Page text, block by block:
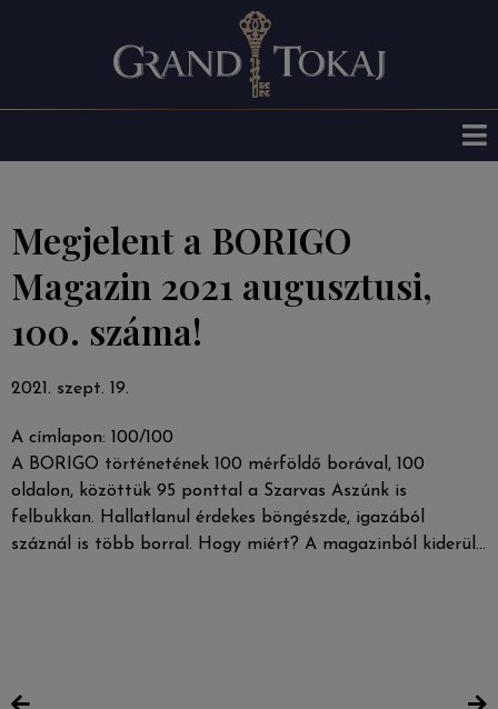
Megjelent a BORIGO
Magazin 2021 augusztusi,
100. száma!
2021. szept. 19.
A címlapon: 100/100
A BORIGO történetének 100 mérföldő borával, 100
oldalon, közöttük 95 ponttal a Szarvas Aszúnk is
felbukkan. Hallatlanul érdekes böngészde, igazából
száznál is több borral. Hogy miért? A magazinból kiderül…